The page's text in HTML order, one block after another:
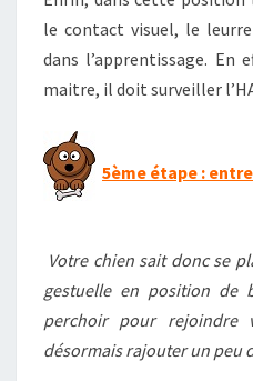
le contact visuel, le
dans l’apprentissage. En
maitre, il doit surveiller
5ème étape :
Votre chien sait donc se
gestuelle en position de
perchoir pour rejoindre
désormais rajouter un peu